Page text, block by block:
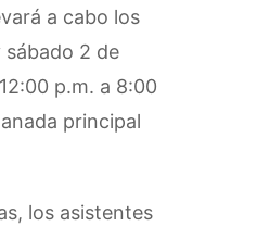
a cabo los
sábado 2 de
p.m. a 8:00
principal
los asistentes